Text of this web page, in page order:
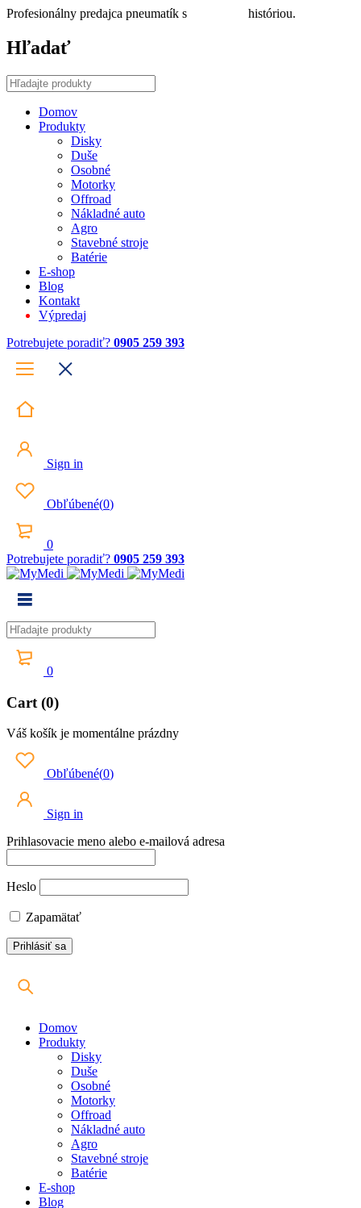
Profesionálny predajca pneumatík s históriou.
Hľadať
Domov
Produkty
Disky
Duše
Osobné
Motorky
Offroad
Nákladné auto
Agro
Stavebné stroje
Batérie
E-shop
Blog
Kontakt
Výpredaj
Potrebujete poradiť? 0905 259 393
Sign in
Obľúbené(0)
0
Potrebujete poradiť? 0905 259 393
0
Cart (0)
Váš košík je momentálne prázdny
Obľúbené(0)
Sign in
Prihlasovacie meno alebo e-mailová adresa
Heslo
Zapamätať
Domov
Produkty
Disky
Duše
Osobné
Motorky
Offroad
Nákladné auto
Agro
Stavebné stroje
Batérie
E-shop
Blog